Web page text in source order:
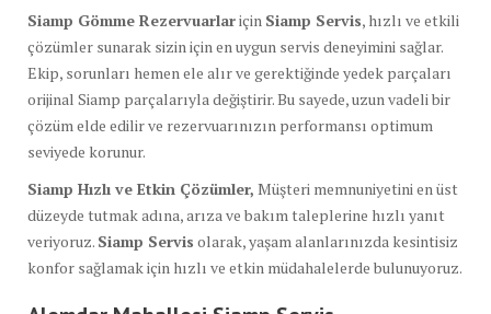
Siamp Gömme Rezervuarlariçin Siamp Servis, hızlı ve etkili
çözümler sunarak sizin için en uygun servis deneyimini sağlar.
Ekip, sorunları hemen ele alır ve gerektiğinde yedek parçaları
orijinal Siamp parçalarıyla değiştirir. Bu sayede, uzun vadeli bir
çözüm elde edilir ve rezervuarınızın performansı optimum
seviyede korunur.
Siamp Hızlı ve Etkin Çözümler, Müşteri memnuniyetini en üst
düzeyde tutmak adına, arıza ve bakım taleplerine hızlı yanıt
veriyoruz. Siamp Servis olarak, yaşam alanlarınızda kesintisiz
konfor sağlamak için hızlı ve etkin müdahalelerde bulunuyoruz.